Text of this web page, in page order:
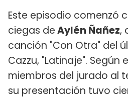
Este episodio comenzó
ciegas deAylén Ñañez,
canción "Con Otra" del
Cazzu, "Latinaje". Según
miembros del jurado al
su presentación tuvo